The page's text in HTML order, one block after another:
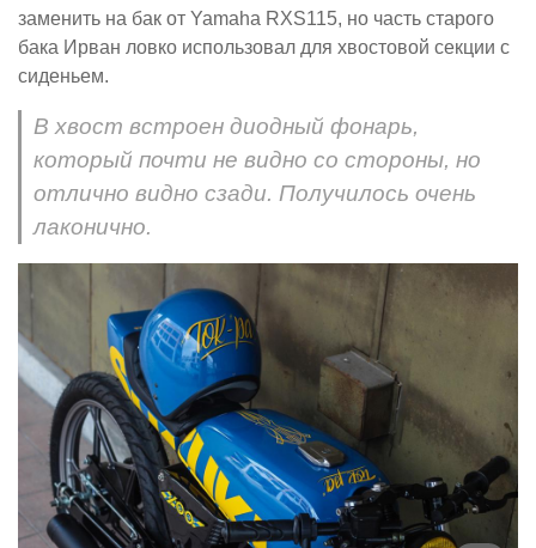
заменить на бак от Yamaha RXS115, но часть старого
бака Ирван ловко использовал для хвостовой секции с
сиденьем.
В хвост встроен диодный фонарь,
который почти не видно со стороны, но
отлично видно сзади. Получилось очень
лаконично.